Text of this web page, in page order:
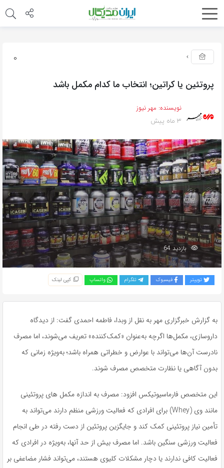
0
پروتئین یا کراتین؛ انتخاب ما کدام مکمل باشد
نویسنده: مهر نیوز
3 ماه پیش
بازدید 64
توییتر فیسبوک تلگرام واتساپ کپی لینک
به گزارش خبرگزاری مهر به نقل از وبدا، فاطمه احمدی گفت: از دیدگاه
داروسازی، مکمل‌ها اگرچه به‌عنوان «کمک‌کننده» تعریف می‌شوند، اما مصرف
نادرست آن‌ها می‌تواند با عوارض و خطراتی همراه باشد؛ به‌ویژه زمانی که
بدون آگاهی یا نظارت متخصص مصرف شوند.
این متخصص فارماسیوتیکس افزود: مصرف به اندازه مکمل های پروتئینی
مانند وی (Whey) برای افرادی که فعالیت ورزشی منظم دارند می‌تواند به
تأمین نیاز پروتئینی کمک کند و جایگزین پروتئین از دست رفته در طی انجام
فعالیت ورزشی سنگین باشد. اما مصرف بیش از حد آنها، به‌ویژه در افرادی که
فعالیت کافی ندارند یا دچار مشکلات کلیوی هستند، می‌تواند فشار مضاعفی بر